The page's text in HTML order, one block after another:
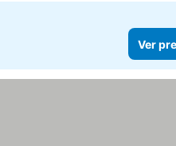
Ver